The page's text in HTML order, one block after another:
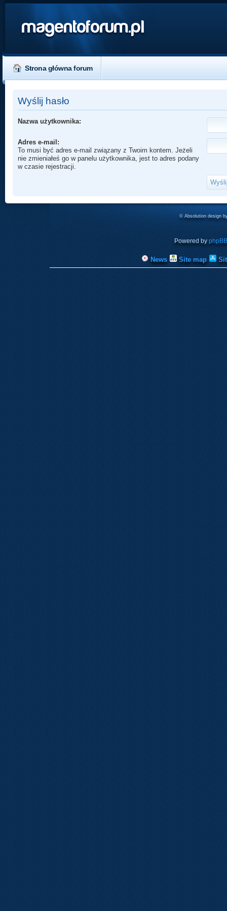
magentoforum.pl
Strona główna forum
Wyślij hasło
Nazwa użytkownika:
Adres e-mail:
To musi być adres e-mail związany z Twoim kontem. Jeżeli
nie zmieniałeś go w panelu użytkownika, jest to adres podany
w czasie rejestracji.
© Absolution design
Powered by phpBB
News Site map